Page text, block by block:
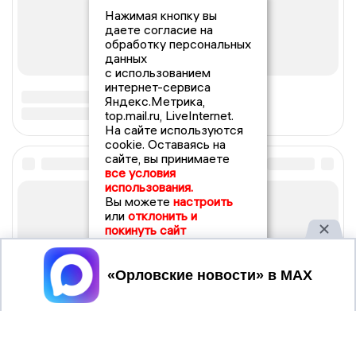
Нажимая кнопку вы
даете согласие на
обработку персональных
данных
с использованием
интернет-сервиса
Яндекс.Метрика,
top.mail.ru, LiveInternet.
На сайте используются
cookie. Оставаясь на
сайте, вы принимаете
все условия
использования.
Вы можете настроить
или отклонить и
покинуть сайт
Принять